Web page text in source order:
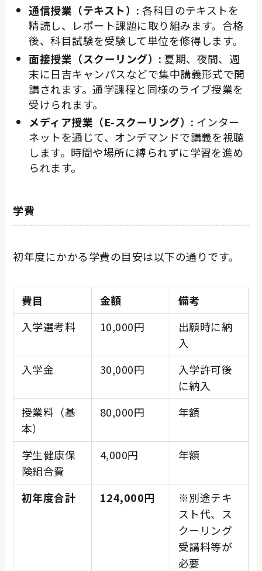
通信授業（テキスト）: 各科目のテキストを
精読し、レポート課題に取り組みます。合格
後、科目試験を受験して単位を修得します。
面接授業（スクーリング）: 夏期、夜間、週
末に日吉キャンパスなどで集中講義形式で開
講されます。通学課程と同様のライブ授業を
受けられます。
メディア授業（E-スクーリング）: インター
ネットを通じて、オンデマンドで講義を視聴
します。時間や場所に縛られずに学習を進め
られます。
学費
初年度にかかる学費の目安は以下の通りです。
費目 金額
備考
入学選考料
10,000円
出願時に納
入
入学金
30,000円
入学許可後
に納入
授業料（基
本）
80,000円 年額
学生健康保
険組合費
4,000円 年額
初年度合計 124,000円
※別途テキ
スト代、ス
クーリング
受講料等が
必要